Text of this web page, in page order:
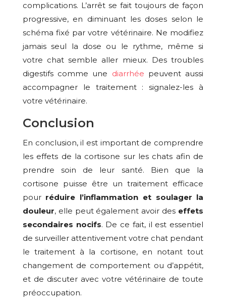
complications. L’arrêt se fait toujours de façon
progressive, en diminuant les doses selon le
schéma fixé par votre vétérinaire. Ne modifiez
jamais seul la dose ou le rythme, même si
votre chat semble aller mieux. Des troubles
digestifs comme une diarrhée peuvent aussi
accompagner le traitement : signalez-les à
votre vétérinaire.
Conclusion
En conclusion, il est important de comprendre
les effets de la cortisone sur les chats afin de
prendre soin de leur santé. Bien que la
cortisone puisse être un traitement efficace
pour réduire l’inflammation et soulager la
douleur, elle peut également avoir des effets
secondaires nocifs. De ce fait, il est essentiel
de surveiller attentivement votre chat pendant
le traitement à la cortisone, en notant tout
changement de comportement ou d’appétit,
et de discuter avec votre vétérinaire de toute
préoccupation.